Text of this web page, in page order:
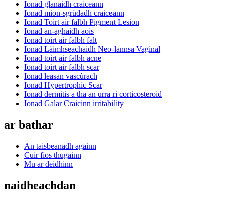
Ionad glanaidh craiceann
Ionad mion-sgrùdadh craiceann
Ionad Toirt air falbh Pigment Lesion
Ionad an-aghaidh aois
Ionad toirt air falbh falt
Ionad Làimhseachaidh Neo-lannsa Vaginal
Ionad toirt air falbh acne
Ionad toirt air falbh scar
Ionad leasan vascùrach
Ionad Hypertrophic Scar
Ionad dermitis a tha an urra ri corticosteroid
Ionad Galar Craicinn irritability
ar bathar
An taisbeanadh againn
Cuir fios thugainn
Mu ar deidhinn
naidheachdan